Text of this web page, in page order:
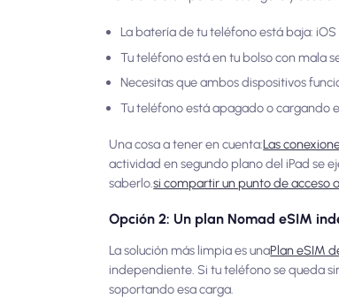
La batería de tu teléfono está baja:
Tu teléfono está en tu bolso con mala
Necesitas que ambos dispositivos
Tu teléfono está apagado o cargando
Una cosa a tener en cuenta:Las
actividad en segundo plano del iPad se
saberlo.si compartir un punto de acceso
Opción 2: Un plan Nomad eSIM
La solución más limpia es unaPlan eSIM
independiente. Si tu teléfono se queda
soportando esa carga.